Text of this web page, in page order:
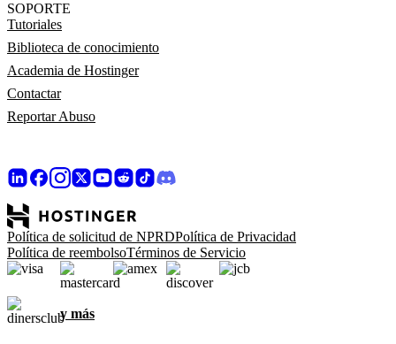
SOPORTE
Tutoriales
Biblioteca de conocimiento
Academia de Hostinger
Contactar
Reportar Abuso
Política de solicitud de NPRDPolítica de Privacidad
Política de reembolsoTérminos de Servicio
y más